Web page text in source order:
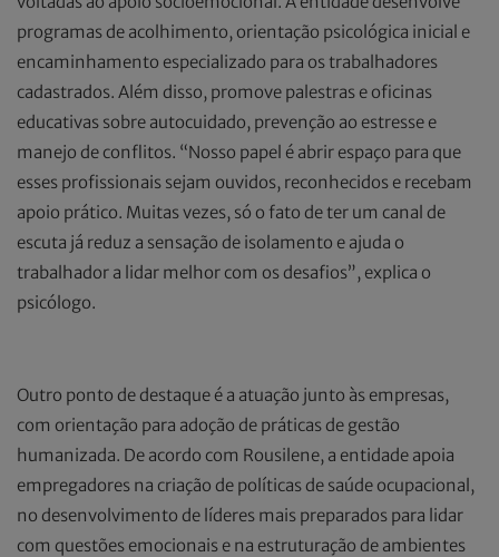
programas de acolhimento, orientação psicológica inicial e
encaminhamento especializado para os trabalhadores
cadastrados. Além disso, promove palestras e oficinas
educativas sobre autocuidado, prevenção ao estresse e
manejo de conflitos. “Nosso papel é abrir espaço para que
esses profissionais sejam ouvidos, reconhecidos e recebam
apoio prático. Muitas vezes, só o fato de ter um canal de
escuta já reduz a sensação de isolamento e ajuda o
trabalhador a lidar melhor com os desafios”, explica o
psicólogo.
Outro ponto de destaque é a atuação junto às empresas,
com orientação para adoção de práticas de gestão
humanizada. De acordo com Rousilene, a entidade apoia
empregadores na criação de políticas de saúde ocupacional,
no desenvolvimento de líderes mais preparados para lidar
com questões emocionais e na estruturação de ambientes